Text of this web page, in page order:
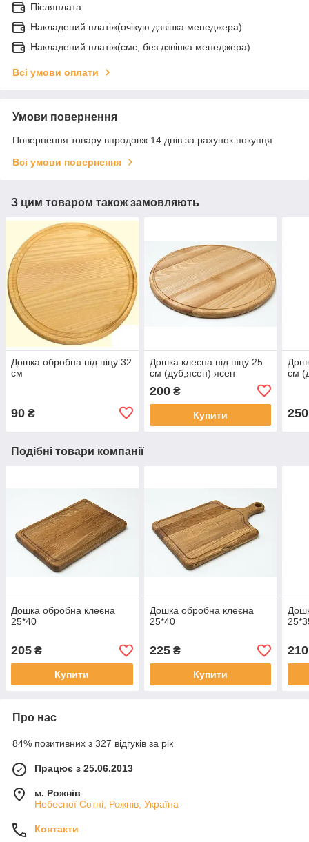
Післяплата
Накладений платіж(очікую дзвінка менеджера)
Накладений платіж(смс, без дзвінка менеджера)
Всі умови оплати
Умови повернення
Повернення товару впродовж 14 днів за рахунок покупця
Всі умови повернення
З цим товаром також замовляють
Дошка обробна під піцу 32
см
90 ₴
Дошка клеєна під піцу 25
см (дуб,ясен) ясен
200₴
Купити
см
250
Подібні товари компанії
Дошка обробна клеєна
25*40
205 ₴
Купити
Дошка обробна клеєна
25*40
225₴
Купити
210
Про нас
84% позитивних з 327 відгуків за рік
Працює з 25.06.2013
м. Рожнів
Небесної Сотні, Рожнів, Україна
Контакти